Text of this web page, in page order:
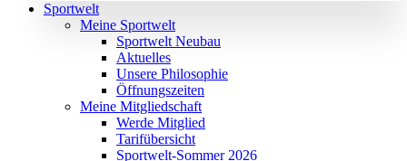
Sportwelt
Meine Sportwelt
Sportwelt Neubau
Aktuelles
Unsere Philosophie
Öffnungszeiten
Meine Mitgliedschaft
Werde Mitglied
Tarifübersicht
Sportwelt-Sommer 2026